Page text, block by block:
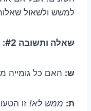
למשש ולשאול
שאלה ותשובה #2:
ש: האם כל גומייה
ת: ממש לא! זו